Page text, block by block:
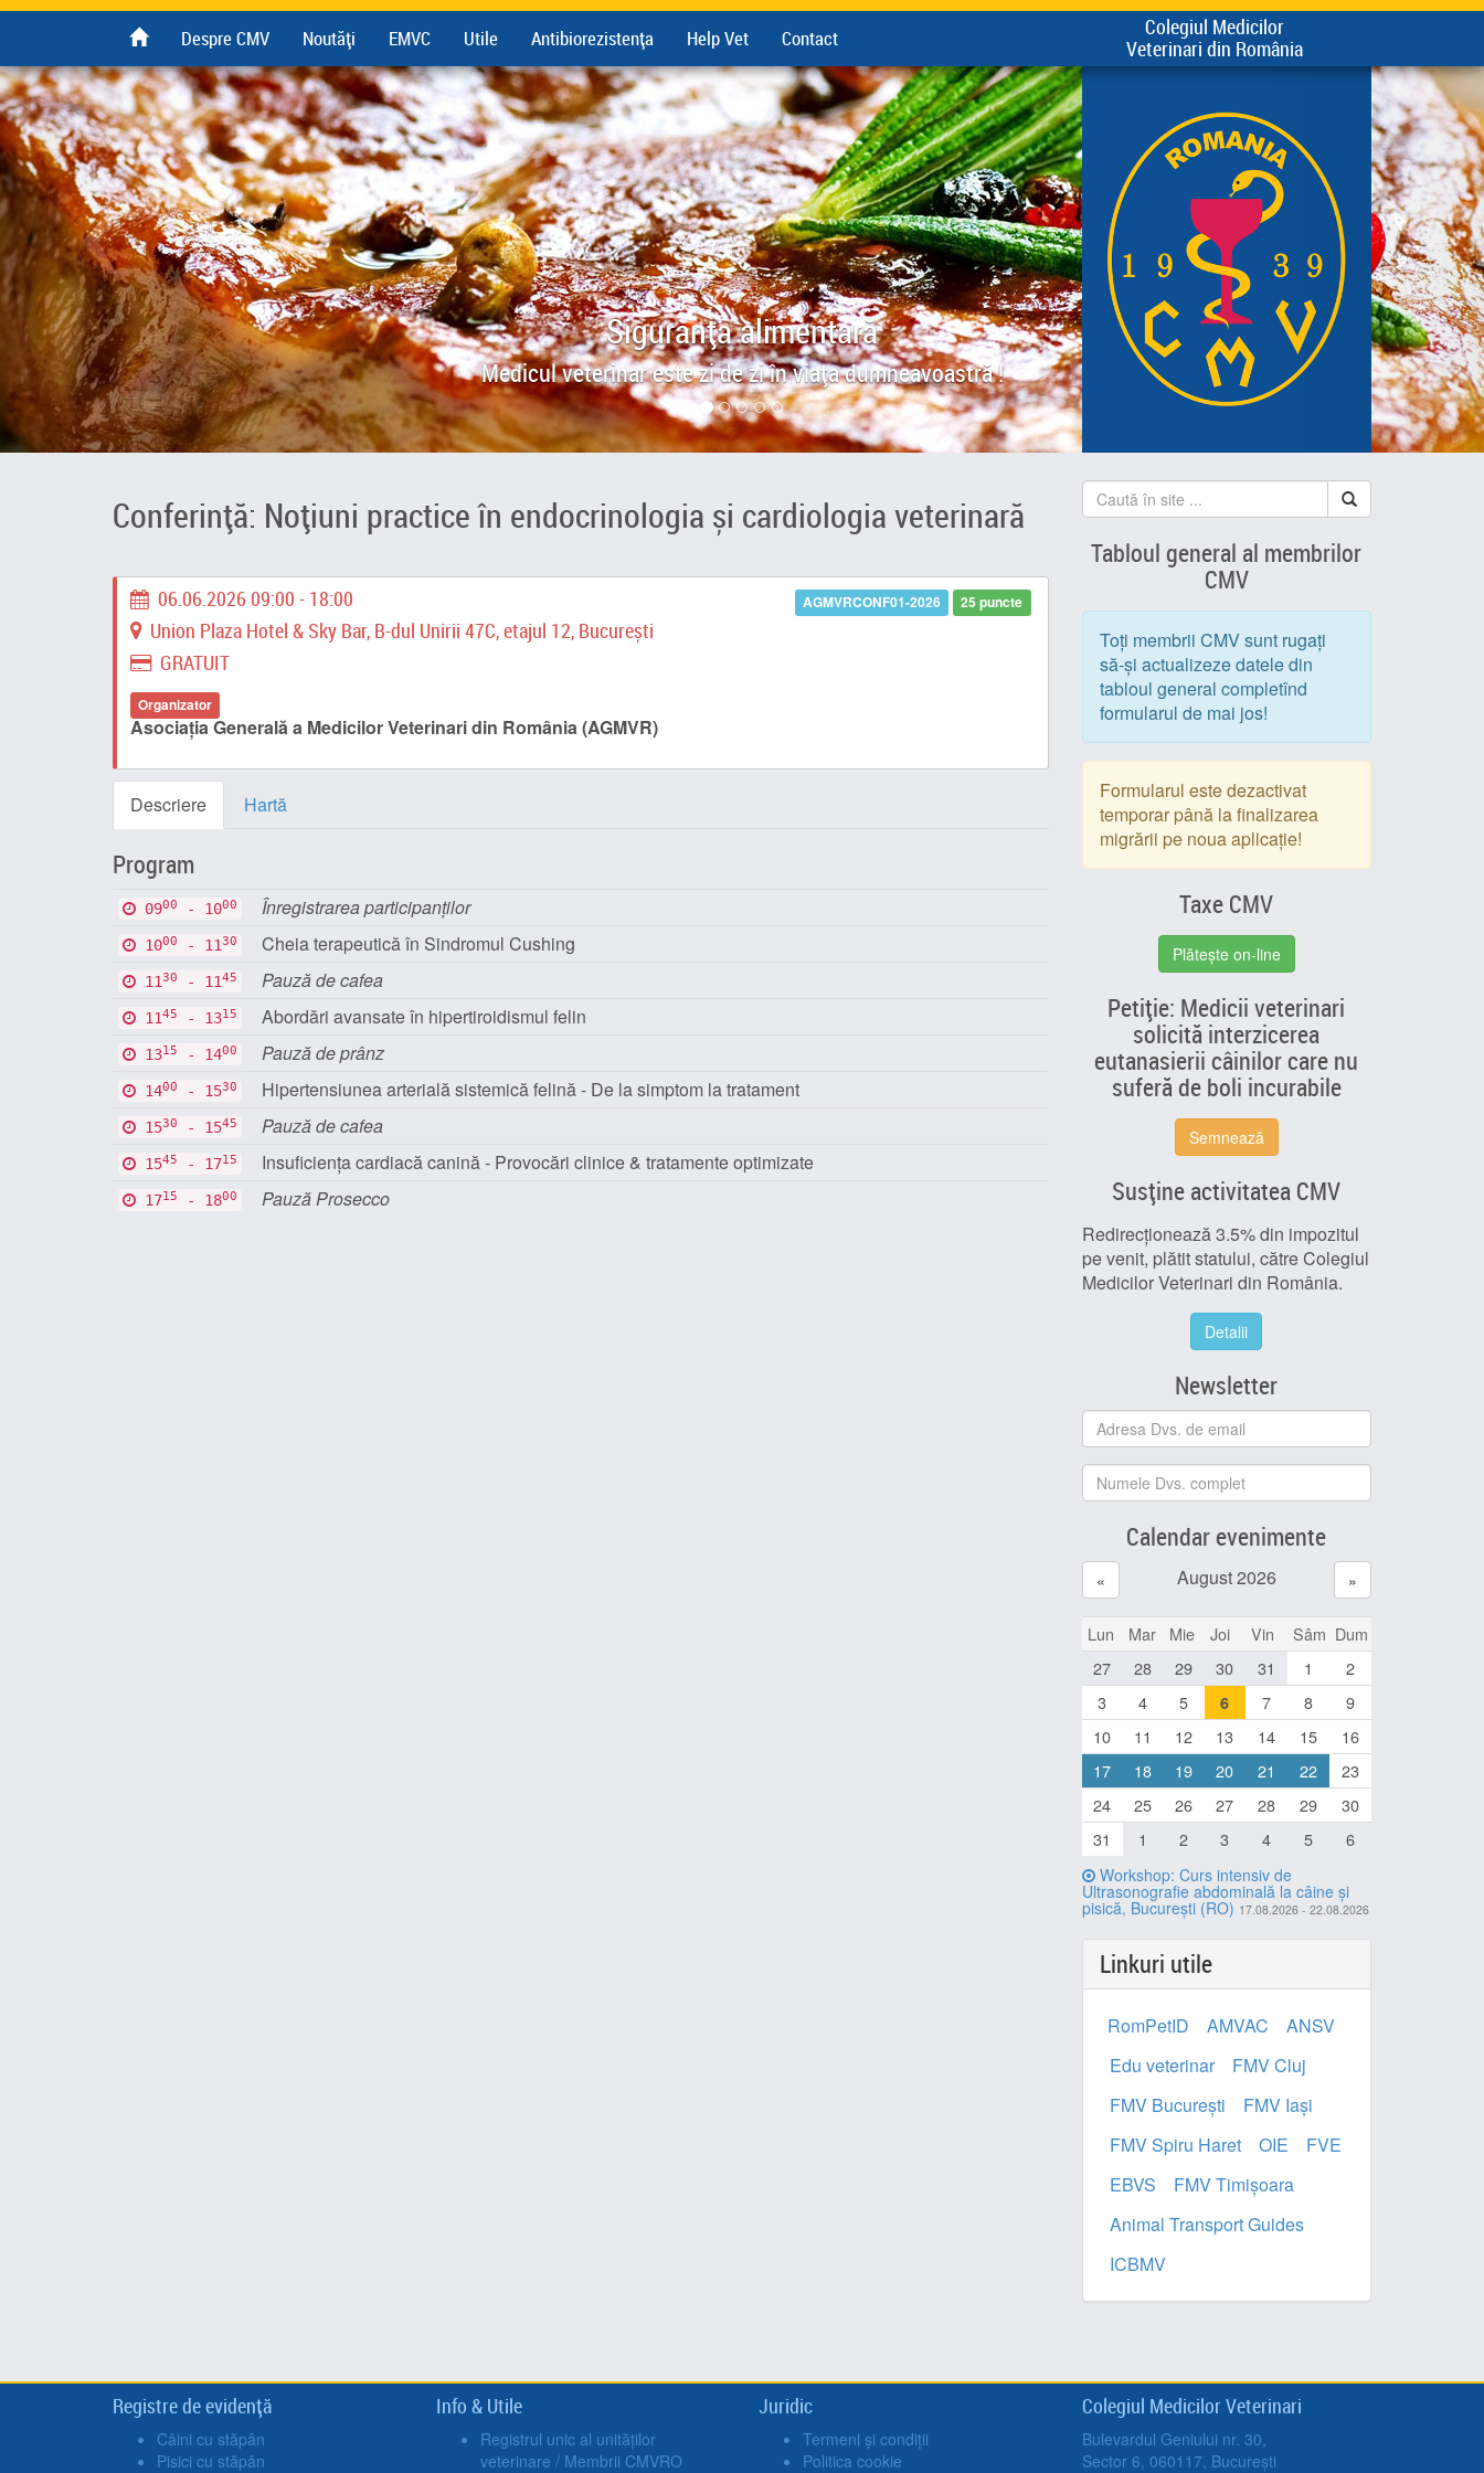
Colegiul Medicilor
Veterinari din România
Despre CMV Noutăți EMVC Utile Antibiorezistența Help Vet Contact
Siguranța alimentară
Medicul veterinar este zi de zi în viața dumneavoastră !
Conferință: Noțiuni practice în endocrinologia și cardiologia veterinară
AGMVRCONF01-2026 25 puncte
06.06.2026 09:00 - 18:00
Union Plaza Hotel & Sky Bar, B-dul Unirii 47C, etajul 12, București
GRATUIT
Organizator
Asociația Generală a Medicilor Veterinari din România (AGMVR)
Descriere Hartă
Program
0900 - 1000 Înregistrarea participanților
1000 - 1130 Cheia terapeutică în Sindromul Cushing
1130 - 1145 Pauză de cafea
1145 - 1315 Abordări avansate în hipertiroidismul felin
1315 - 1400 Pauză de prânz
1400 - 1530 Hipertensiunea arterială sistemică felină - De la simptom la tratament
1530 - 1545 Pauză de cafea
1545 - 1715 Insuficiența cardiacă canină - Provocări clinice & tratamente optimizate
1715 - 1800 Pauză Prosecco
Tabloul general al membrilor
CMV
Toți membrii CMV sunt rugați
să-și actualizeze datele din
tabloul general completînd
formularul de mai jos!
Formularul este dezactivat
temporar până la finalizarea
migrării pe noua aplicație!
Taxe CMV
Plătește on-line
Petiție: Medicii veterinari
solicită interzicerea
eutanasierii câinilor care nu
suferă de boli incurabile
Semnează
Susține activitatea CMV
Redirecționează 3.5% din impozitul
pe venit, plătit statului, către Colegiul
Medicilor Veterinari din România.
Detalii
Newsletter
Calendar evenimente
« »
August 2026
Lun Mar Mie Joi Vin Sâm Dum
27
28 29 30 31 1
2
3
4 5 6 7 8
9
10
11 12 13 14 15
16
17
18 19 20 21 22
23
24
25 26 27 28 29
30
31
1 2 3 4 5 6
Workshop: Curs intensiv de
Ultrasonografie abdominală la câine și
pisică, București (RO) 17.08.2026 - 22.08.2026
Linkuri utile
RomPetID AMVAC
ANSV
Edu veterinar
FMV Cluj
FMV București
FMV Iași
FMV Spiru Haret
OIE
FVE
EBVS
FMV Timișoara
Animal Transport Guides
ICBMV
Registre de evidență
Câini cu stăpân
Pisici cu stăpân
Info & Utile
Registrul unic al unităților
veterinare / Membrii CMVRO
Juridic
Termeni și condiții
Politica cookie
Colegiul Medicilor Veterinari
Bulevardul Geniului nr. 30,
Sector 6, 060117, București